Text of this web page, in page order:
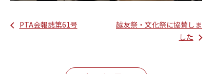
PTA会報誌第61号
越友祭・文化祭に協賛しま
した